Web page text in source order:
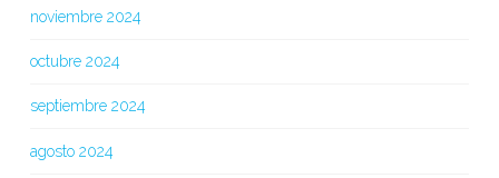
noviembre 2024
octubre 2024
septiembre 2024
agosto 2024